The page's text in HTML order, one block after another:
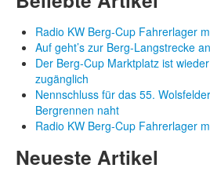
Radio KW Berg-Cup Fahrerlager
Auf geht’s zur Berg-Langstrecke
Der Berg-Cup Marktplatz ist
zugänglich
Nennschluss für das 55.
Bergrennen naht
Radio KW Berg-Cup Fahrerlager
Neueste Artikel